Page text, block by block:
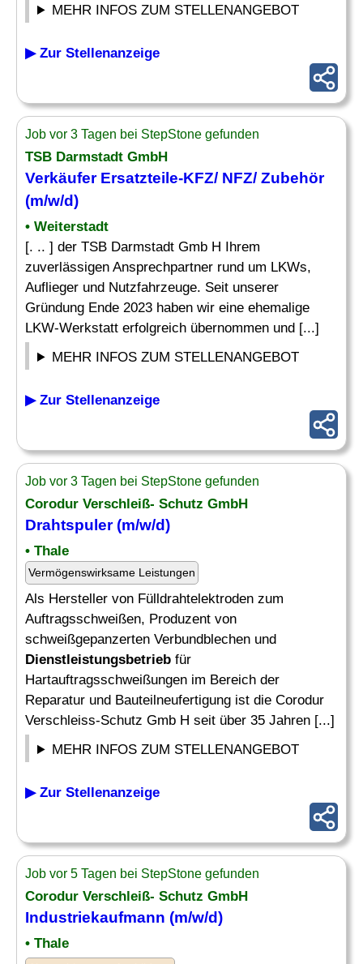
MEHR INFOS ZUM STELLENANGEBOT
▶ Zur Stellenanzeige
Job vor 3 Tagen bei StepStone gefunden
TSB Darmstadt GmbH
Verkäufer Ersatzteile-KFZ/ NFZ/ Zubehör
(m/w/d)
• Weiterstadt
[. .. ] der TSB Darmstadt Gmb H Ihrem
zuverlässigen Ansprechpartner rund um LKWs,
Auflieger und Nutzfahrzeuge. Seit unserer
Gründung Ende 2023 haben wir eine ehemalige
LKW-Werkstatt erfolgreich übernommen und [...]
MEHR INFOS ZUM STELLENANGEBOT
▶ Zur Stellenanzeige
Job vor 3 Tagen bei StepStone gefunden
Corodur Verschleiß- Schutz GmbH
Drahtspuler (m/w/d)
• Thale
Vermögenswirksame Leistungen
Als Hersteller von Fülldrahtelektroden zum
Auftragsschweißen, Produzent von
schweißgepanzerten Verbundblechen und
Dienstleistungsbetrieb für
Hartauftragsschweißungen im Bereich der
Reparatur und Bauteilneufertigung ist die Corodur
Verschleiss-Schutz Gmb H seit über 35 Jahren [...]
MEHR INFOS ZUM STELLENANGEBOT
▶ Zur Stellenanzeige
Job vor 5 Tagen bei StepStone gefunden
Corodur Verschleiß- Schutz GmbH
Industriekaufmann (m/w/d)
• Thale